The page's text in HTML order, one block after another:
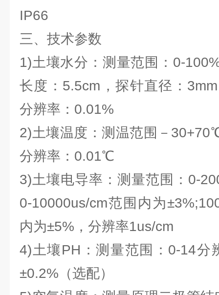
IP66
三、技术参数
1)土壤水分：测量范围：0-
长度：5.5cm，探针直径：
分辨率：0.01%
2)土壤温度：测温范围－
分辨率：0.01℃
3)土壤电导率：测量范围：0-
0-10000us/cm范围内为
内为±5%，分辨率1us/cm
4)土壤PH：测量范围：0-14分
±0.2%（选配）